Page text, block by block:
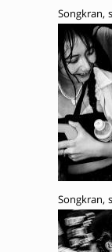
Songkran,
Songkran,